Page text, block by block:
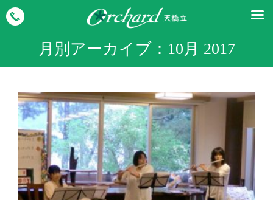
月別アーカイブ： 10月 2017